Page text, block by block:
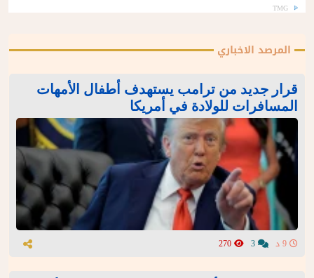
TMG
المرصد الاخباري
قرار جديد من ترامب يستهدف أطفال الأمهات
المسافرات للولادة في أمريكا